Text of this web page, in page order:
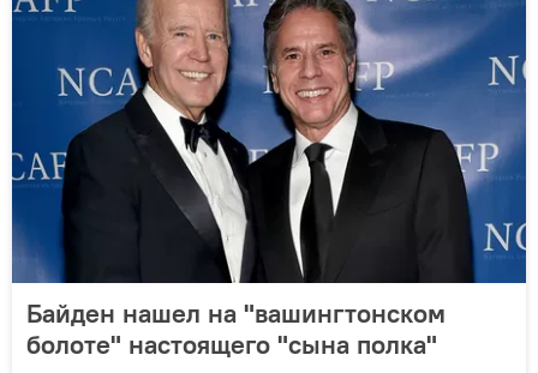
Байден нашел на "вашингтонском
болоте" настоящего "сына полка"